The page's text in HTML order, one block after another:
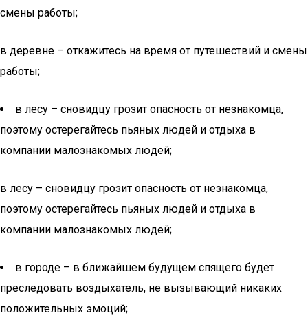
смены работы;
в деревне – откажитесь на время от путешествий и смены
работы;
в лесу – сновидцу грозит опасность от незнакомца,
поэтому остерегайтесь пьяных людей и отдыха в
компании малознакомых людей;
в лесу – сновидцу грозит опасность от незнакомца,
поэтому остерегайтесь пьяных людей и отдыха в
компании малознакомых людей;
в городе – в ближайшем будущем спящего будет
преследовать воздыхатель, не вызывающий никаких
положительных эмоций;